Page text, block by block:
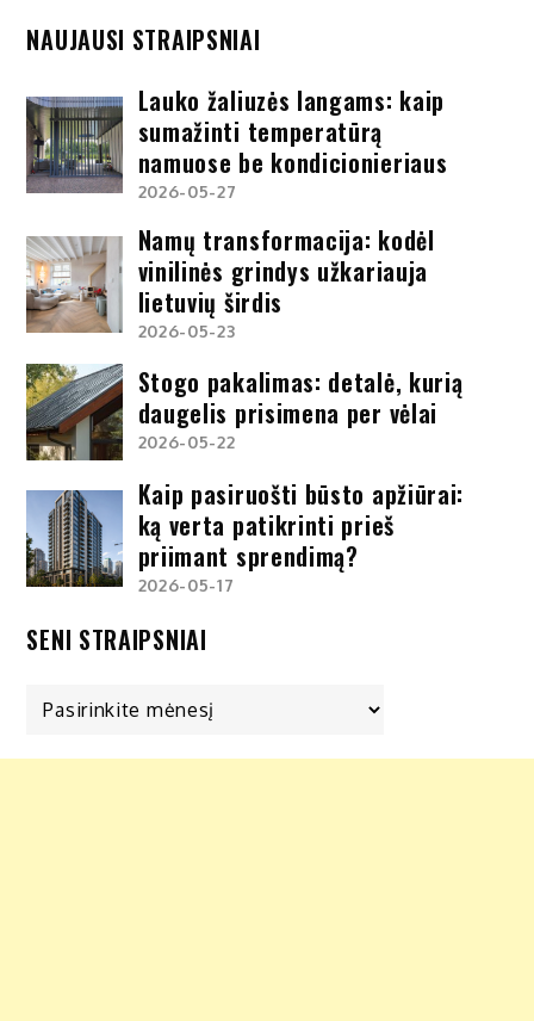
NAUJAUSI STRAIPSNIAI
Lauko žaliuzės langams: kaip
sumažinti temperatūrą
namuose be kondicionieriaus
2026-05-27
Namų transformacija: kodėl
vinilinės grindys užkariauja
lietuvių širdis
2026-05-23
Stogo pakalimas: detalė, kurią
daugelis prisimena per vėlai
2026-05-22
Kaip pasiruošti būsto apžiūrai:
ką verta patikrinti prieš
priimant sprendimą?
2026-05-17
SENI STRAIPSNIAI